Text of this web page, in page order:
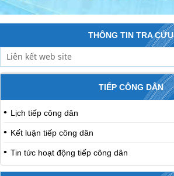
THÔNG TIN TRA CỨU
TIẾP CÔNG DÂN
Lịch tiếp công dân
Kết luận tiếp công dân
Tin tức hoạt động tiếp công dân